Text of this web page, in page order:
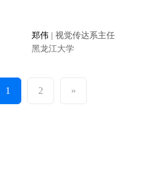
郑伟
| 视觉传达系主任
黑龙江大学
1 2 »